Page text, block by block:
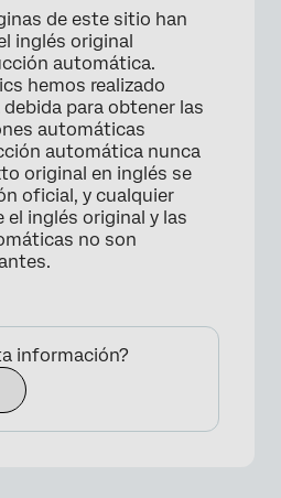
de este sitio han
inglés original
automática.
hemos realizado
para obtener las
automáticas
automática nunca
original en inglés se
oficial, y cualquier
el inglés original y las
no son
información?